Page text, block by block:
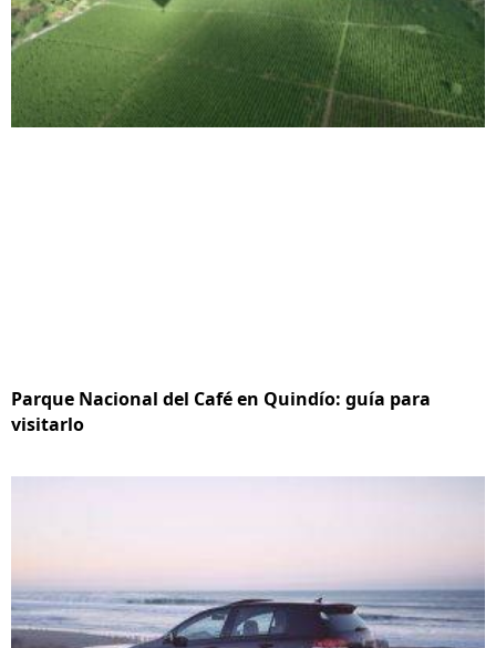
Parque Nacional del Café en Quindío: guía para
visitarlo